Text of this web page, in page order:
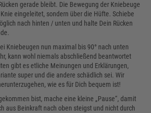
gerade bleibt. Die Bewegung der Kniebeuge
eingeleitet, sondern über die Hüfte. Schiebe
nach hinten / unten und halte Dein Rücken
Kniebeugen nun maximal bis 90° nach unten
kann wohl niemals abschließend beantwortet
gibt es etliche Meinungen und Erklärungen,
super und die andere schädlich sei. Wir
wie es für Dich bequem ist!
bist, mache eine kleine „Pause“, damit
aus Beinkraft nach oben steigst und nicht durch